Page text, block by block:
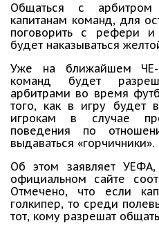
Общаться с
капитанам команд, для
поговорить с рефери
будет наказываться
Уже на ближайшем ЧЕ-
команд будет
арбитрами во время
того, как в игру будет
игрокам в случае
поведения по
выдаваться «горчичники».
Об этом заявляет
официальном сайте
Отмечено, что если
голкипер, то среди
тот, кому разрешат